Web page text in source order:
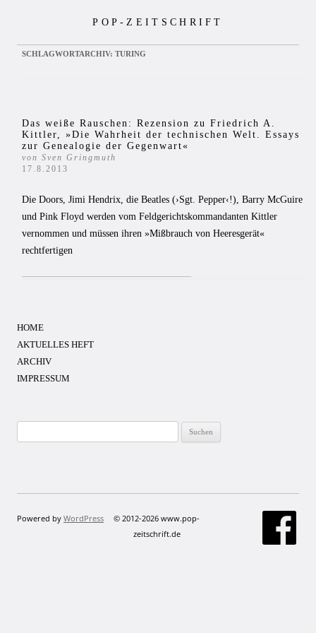
POP-ZEITSCHRIFT
SCHLAGWORTARCHIV: TURING
Das weiße Rauschen: Rezension zu Friedrich A.
Kittler, »Die Wahrheit der technischen Welt. Essays
zur Genealogie der Gegenwart«
von Sven Gringmuth
17.8.2013
Die Doors, Jimi Hendrix, die Beatles (›Sgt. Pepper‹!), Barry McGuire
und Pink Floyd werden vom Feldgerichtskommandanten Kittler
vernommen und müssen ihren »Mißbrauch von Heeresgerät«
rechtfertigen
HOME
AKTUELLES HEFT
ARCHIV
IMPRESSUM
nach:
Powered by WordPress
© 2012-2026 www.pop-
zeitschrift.de